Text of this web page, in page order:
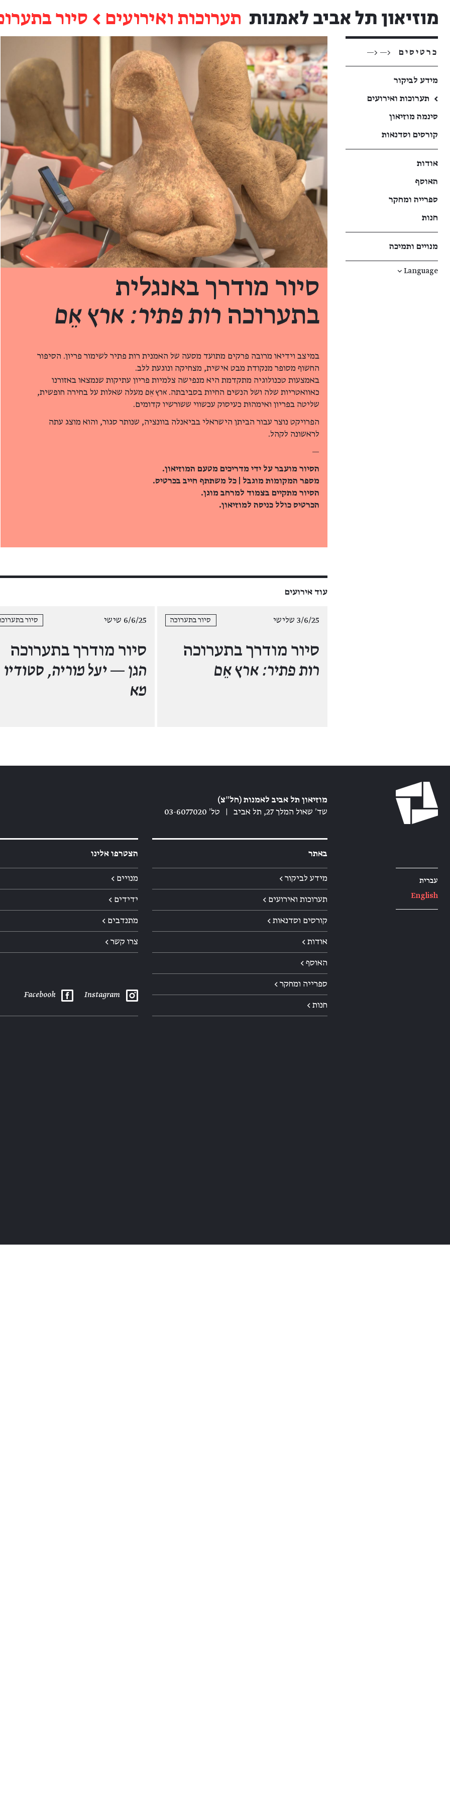
תערוכות ואירועים ← סיור
כרטיסים <— <—
מידע לביקור
←
תערוכות ואירועים
סינמה מוזיאון
קורסים וסדנאות
אודות
האוסף
ספרייה ומחקר
חנות
מנויים ותמיכה
Language
↓
סיור מודרך באנגלית
בתערוכה רות פתיר: ארץ אֵם
במיצב וידיאו מרובה פרקים מתועד מסעה של האמנית רות פתיר לשימור פריון. הסיפור
החשוף מסופר מנקודת מבט אישית, מצחיקה ונוגעת ללב.
באמצעות טכנולוגיה מתקדמת היא מנפישה צלמיות פריון עתיקות שנמצאו באזורנו
כאוואטריות שלה ושל הנשים החיות בסביבתה. ארץ אֵם מעלה שאלות על בחירה חופשית,
שליטה בפריון ואימהוּת כעיסוק עכשווי ששורשיו קדומים.
הפרויקט נוצר עבור הביתן הישראלי בביאנלה בוונציה, שנותר סגור, והוא מוצג עתה
לראשונה לקהל.
—
הסיור מועבר על ידי מדריכים מטעם המוזיאון.
מספר המקומות מוגבל | כל משתתף חייב בכרטיס.
הסיור מתקיים בצמוד למרחב מוגן.
הכרטיס כולל כניסה למוזיאון.
עוד אירועים
3/6/25 שלישי סיור בתערוכה
סיור מודרך בתערוכה
רות פתיר: ארץ אֵם
6/6/25 שישי סיור
סיור מודרך בתערוכה
הגן — יעל מוריה, סטודיו
מא
עברית
English
מוזיאון תל אביב לאמנות (חל״צ)
שד׳ שאול המלך 27, תל אביב
טל׳ 03-6077020
באתר
מידע לביקור ←
תערוכות ואירועים ←
קורסים וסדנאות ←
אודות ←
האוסף ←
ספרייה ומחקר ←
חנות ←
הצטרפו אלינו
מנויים ←
ידידים ←
מתנדבים ←
צרו קשר ←
Instagram
Facebook